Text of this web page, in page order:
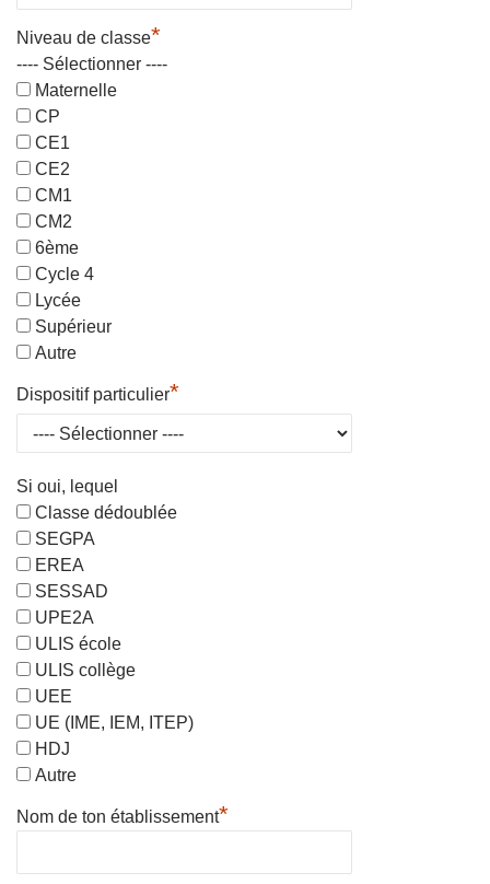
Niveau de classe*
---- Sélectionner ----
Maternelle
CP
CE1
CE2
CM1
CM2
6ème
Cycle 4
Lycée
Supérieur
Autre
Dispositif particulier*
Si oui, lequel
Classe dédoublée
SEGPA
EREA
SESSAD
UPE2A
ULIS école
ULIS collège
UEE
UE (IME, IEM, ITEP)
HDJ
Autre
Nom de ton établissement*